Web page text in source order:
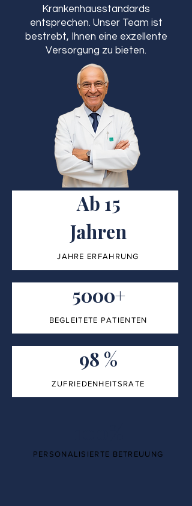
Krankenhausstandards
entsprechen. Unser Team ist
bestrebt, Ihnen eine exzellente
Versorgung zu bieten.
Ab 15
Jahren
JAHRE ERFAHRUNG
5000+
BEGLEITETE PATIENTEN
98 %
ZUFRIEDENHEITSRATE
PERSONALISIERTE BETREUUNG